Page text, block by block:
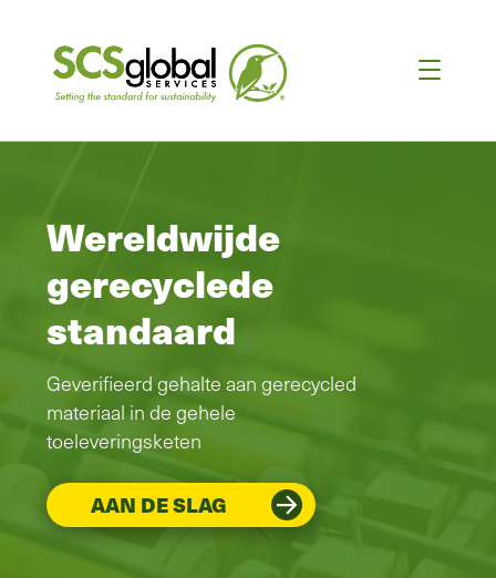
Wereldwijde
gerecyclede
standaard
Geverifieerd gehalte aan gerecycled
materiaal in de gehele
toeleveringsketen
AAN DE SLAG